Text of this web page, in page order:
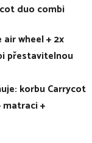
duo combi
wheel + 2x
přestavitelnou
korbu Carrycot
matraci +